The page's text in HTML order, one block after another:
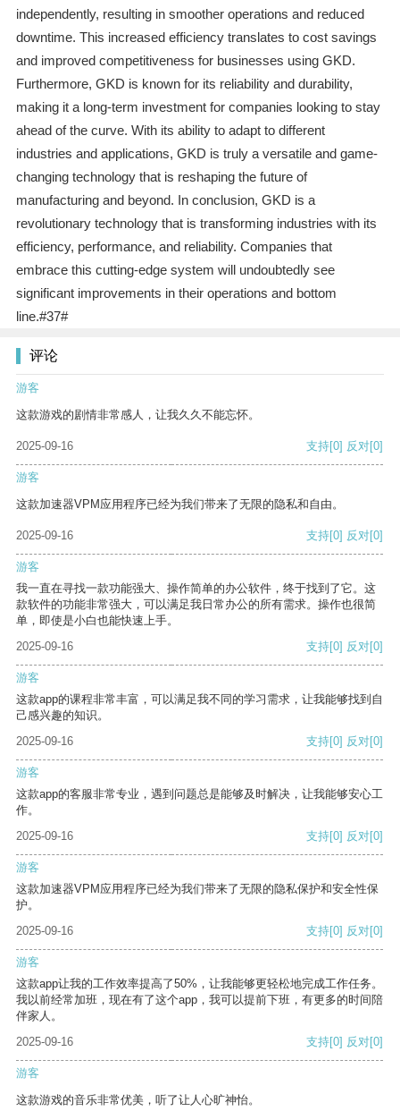
independently, resulting in smoother operations and reduced
downtime. This increased efficiency translates to cost savings
and improved competitiveness for businesses using GKD.
Furthermore, GKD is known for its reliability and durability,
making it a long-term investment for companies looking to stay
ahead of the curve. With its ability to adapt to different
industries and applications, GKD is truly a versatile and game-
changing technology that is reshaping the future of
manufacturing and beyond. In conclusion, GKD is a
revolutionary technology that is transforming industries with its
efficiency, performance, and reliability. Companies that
embrace this cutting-edge system will undoubtedly see
significant improvements in their operations and bottom
line.#37#
评论
游客
这款游戏的剧情非常感人，让我久久不能忘怀。
2025-09-16 支持[0] 反对[0]
游客
这款加速器VPM应用程序已经为我们带来了无限的隐私和自由。
2025-09-16 支持[0] 反对[0]
游客
我一直在寻找一款功能强大、操作简单的办公软件，终于找到了它。这
款软件的功能非常强大，可以满足我日常办公的所有需求。操作也很简
单，即使是小白也能快速上手。
2025-09-16
支持[0] 反对[0]
游客
这款app的课程非常丰富，可以满足我不同的学习需求，让我能够找到自
己感兴趣的知识。
2025-09-16
支持[0] 反对[0]
游客
这款app的客服非常专业，遇到问题总是能够及时解决，让我能够安心工
作。
2025-09-16
支持[0] 反对[0]
游客
这款加速器VPM应用程序已经为我们带来了无限的隐私保护和安全性保
护。
2025-09-16
支持[0] 反对[0]
游客
这款app让我的工作效率提高了50%，让我能够更轻松地完成工作任务。
我以前经常加班，现在有了这个app，我可以提前下班，有更多的时间陪
伴家人。
2025-09-16
支持[0] 反对[0]
游客
这款游戏的音乐非常优美，听了让人心旷神怡。